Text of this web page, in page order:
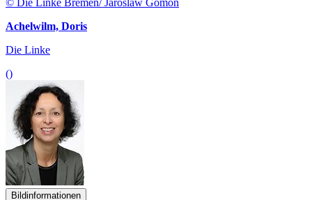
Achelwilm, Doris
Die Linke
()
Bildinformationen